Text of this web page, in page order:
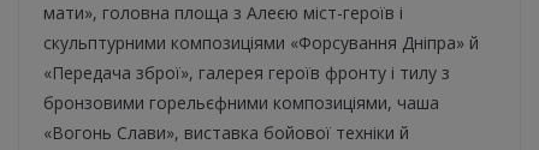
мати», головна площа з Алеєю міст-героїв і
скульптурними композиціями «Форсування Дніпра» й
«Передача зброї», галерея героїв фронту і тилу з
бронзовими горельєфними композиціями, чаша
«Вогонь Слави», виставка бойової техніки й